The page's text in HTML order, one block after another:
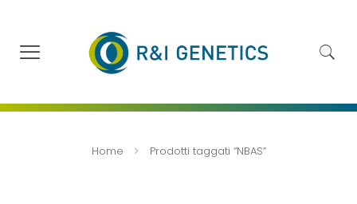
Home Prodotti taggati “NBAS”